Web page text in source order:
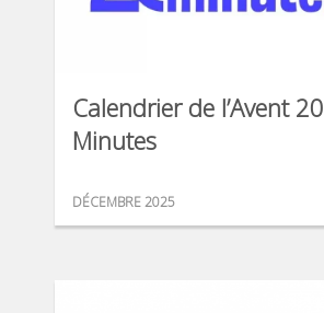
Calendrier de l’Avent 20
Minutes
DÉCEMBRE 2025